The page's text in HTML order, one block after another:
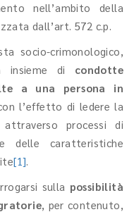
nell’ambito della
dall’art. 572 c.p.
socio-crimonologico,
insieme di condotte
a una persona in
l’effetto di ledere la
processi di
delle caratteristiche
[1].
sulla possibilità
, per contenuto,